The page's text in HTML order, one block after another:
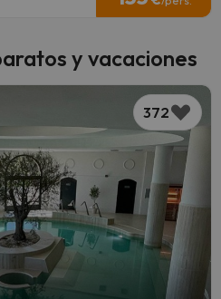
y vacaciones
372